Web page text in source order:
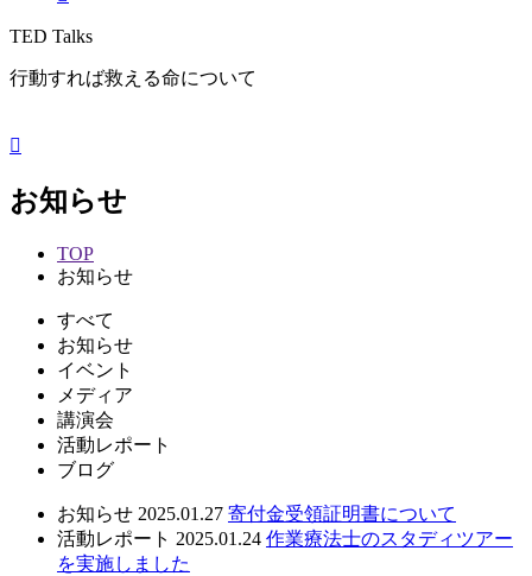
TED Talks
行動すれば救える命について
お知らせ
TOP
お知らせ
すべて
お知らせ
イベント
メディア
講演会
活動レポート
ブログ
お知らせ 2025.01.27 寄付金受領証明書について
活動レポート 2025.01.24 作業療法士のスタディツアー
を実施しました